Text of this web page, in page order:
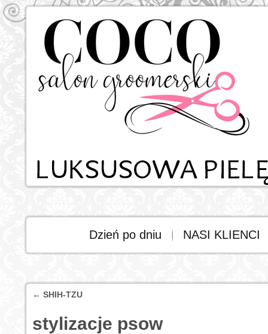
Dzień po dniu NASI KLIENCI
← SHIH-TZU
stylizacje psow